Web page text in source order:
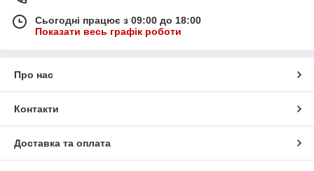
Сьогодні працює з 09:00 до 18:00
Показати весь графік роботи
Про нас
Контакти
Доставка та оплата